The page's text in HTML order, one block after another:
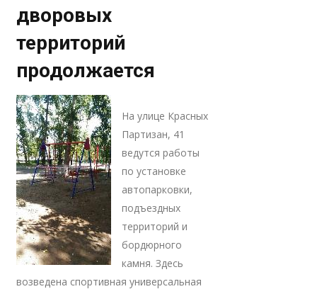
дворовых
территорий
продолжается
На улице Красных
Партизан, 41
ведутся работы
по установке
автопарковки,
подъездных
территорий и
бордюрного
камня. Здесь
возведена спортивная универсальная